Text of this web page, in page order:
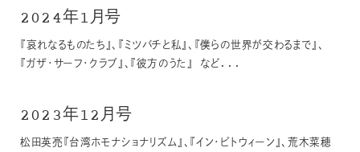
2024年1月号
『哀れなるものたち』、『ミツバチと私』、『僕らの世界が交わるまで』、
『ガザ・サーフ・クラブ』、『彼方のうた』 など...
2023年12月号
松田英亮『台湾ホモナショナリズム』、『イン・ビトウィーン』、荒木菜穂